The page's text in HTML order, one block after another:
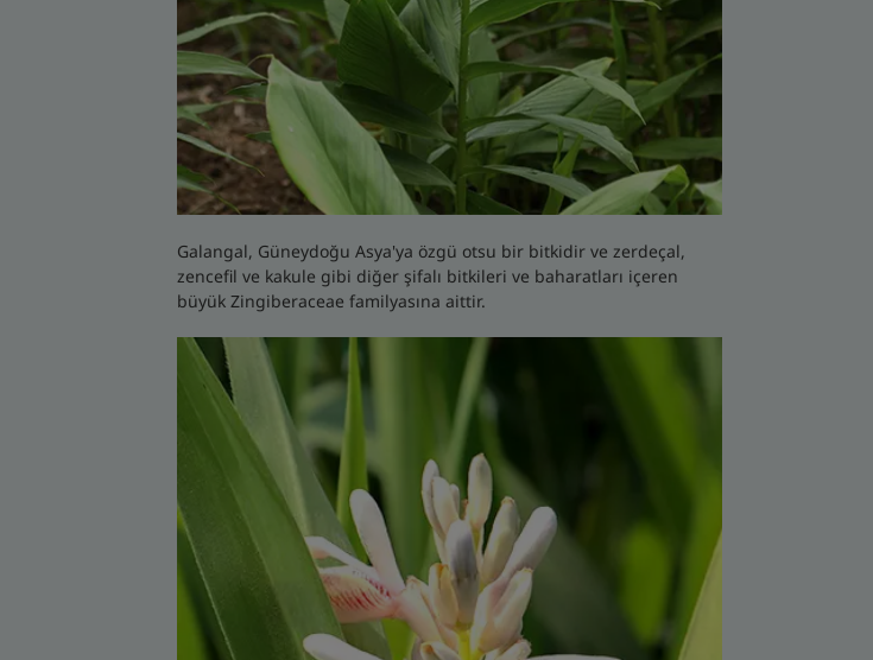
Galangal, Güneydoğu Asya'ya özgü otsu bir bitkidir ve zerdeçal,
zencefil ve kakule gibi diğer şifalı bitkileri ve baharatları içeren
büyük Zingiberaceae familyasına aittir.